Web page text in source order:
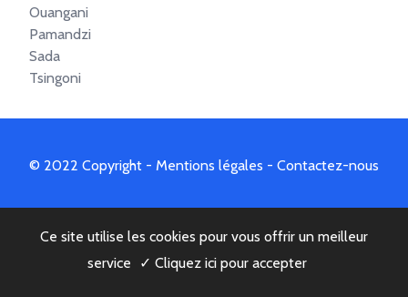
Ouangani
Pamandzi
Sada
Tsingoni
© 2022 Copyright - Mentions légales - Contactez-nous
Ce site utilise les cookies pour vous offrir un meilleur
service
✓ Cliquez ici pour accepter